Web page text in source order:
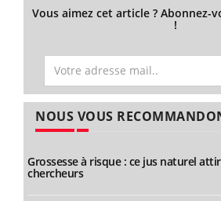
Vous aimez cet article ? Abonnez-
!
NOUS VOUS
Grossesse à risque : ce jus naturel
chercheurs